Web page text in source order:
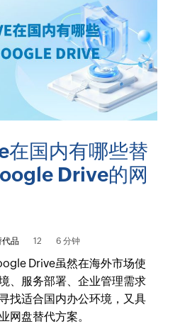
国内有哪些替
Drive的网
代品 12 6 分钟
Drive虽然在海外市场使
、服务部署、企业管理需求
找适合国内办公环境，又具
网盘替代方案。